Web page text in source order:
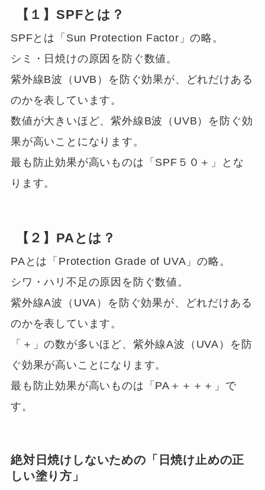
【１】SPFとは？
SPFとは「Sun Protection Factor」の略。
シミ・日焼けの原因を防ぐ数値。
紫外線B波（UVB）を防ぐ効果が、どれだけある
のかを表しています。
数値が大きいほど、紫外線B波（UVB）を防ぐ効
果が高いことになります。
最も防止効果が高いものは「SPF５０＋」とな
ります。
【２】PAとは？
PAとは「Protection Grade of UVA」の略。
シワ・ハリ不足の原因を防ぐ数値。
紫外線A波（UVA）を防ぐ効果が、どれだけある
のかを表しています。
「＋」の数が多いほど、紫外線A波（UVA）を防
ぐ効果が高いことになります。
最も防止効果が高いものは「PA＋＋＋＋」で
す。
絶対日焼けしないための「日焼け止めの正
しい塗り方」